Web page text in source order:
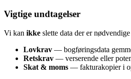
Vigtige undtagelser
Vi kan ikke slette data der er
Lovkrav — bogføringsdata
Retskrav — verserende eller
Skat & moms — fakturakopier i